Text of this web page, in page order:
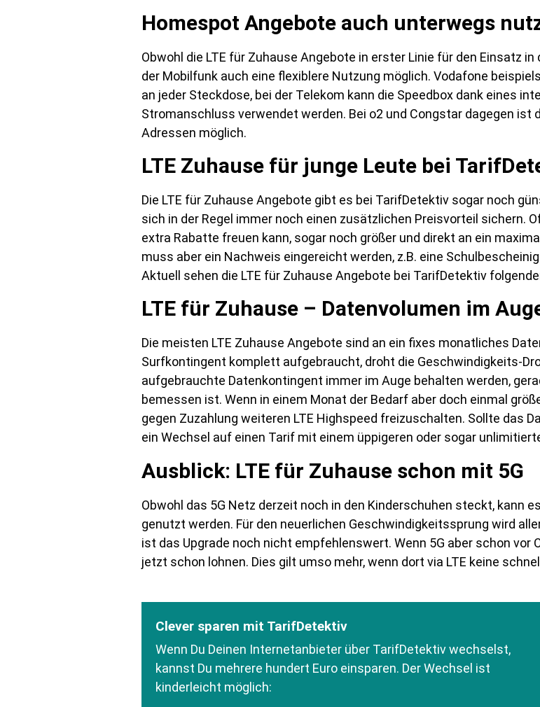
Homespot Angebote auch unterwegs
Obwohl die LTE für Zuhause Angebote in erster Linie für den Einsatz
der Mobilfunk auch eine flexiblere Nutzung möglich. Vodafone
an jeder Steckdose, bei der Telekom kann die Speedbox dank eines
Stromanschluss verwendet werden. Bei o2 und Congstar dagegen
Adressen möglich.
LTE Zuhause für junge Leute bei
Die LTE für Zuhause Angebote gibt es bei TarifDetektiv sogar noch
sich in der Regel immer noch einen zusätzlichen Preisvorteil sichern.
extra Rabatte freuen kann, sogar noch größer und direkt an ein
muss aber ein Nachweis eingereicht werden, z.B. eine
Aktuell sehen die LTE für Zuhause Angebote bei TarifDetektiv
LTE für Zuhause – Datenvolumen im
Die meisten LTE Zuhause Angebote sind an ein fixes monatliches
Surfkontingent komplett aufgebraucht, droht die Geschwindigkeits-
aufgebrauchte Datenkontingent immer im Auge behalten werden,
bemessen ist. Wenn in einem Monat der Bedarf aber doch einmal
gegen Zuzahlung weiteren LTE Highspeed freizuschalten. Sollte das
ein Wechsel auf einen Tarif mit einem üppigeren oder sogar
Ausblick: LTE für Zuhause schon mit 5G
Obwohl das 5G Netz derzeit noch in den Kinderschuhen steckt, kann
genutzt werden. Für den neuerlichen Geschwindigkeitssprung wird
ist das Upgrade noch nicht empfehlenswert. Wenn 5G aber schon vor
jetzt schon lohnen. Dies gilt umso mehr, wenn dort via LTE keine
Clever sparen mit TarifDetektiv
Wenn Du Deinen Internetanbieter über TarifDetektiv wechselst,
kannst Du mehrere hundert Euro einsparen. Der Wechsel ist
kinderleicht möglich: